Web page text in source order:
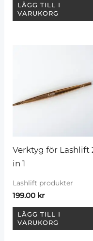
LÄGG TILL I
VARUKORG
Verktyg för Lashlift
in 1
Lashlift produkter
199.00 kr
LÄGG TILL I
VARUKORG